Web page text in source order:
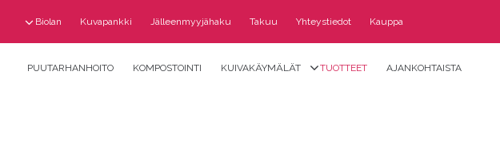
Biolan Kuvapankki Jälleenmyyjähaku Takuu Yhteystiedot Kauppa
PUUTARHANHOITO KOMPOSTOINTI KUIVAKÄYMÄLÄT TUOTTEET AJANKOHTAISTA